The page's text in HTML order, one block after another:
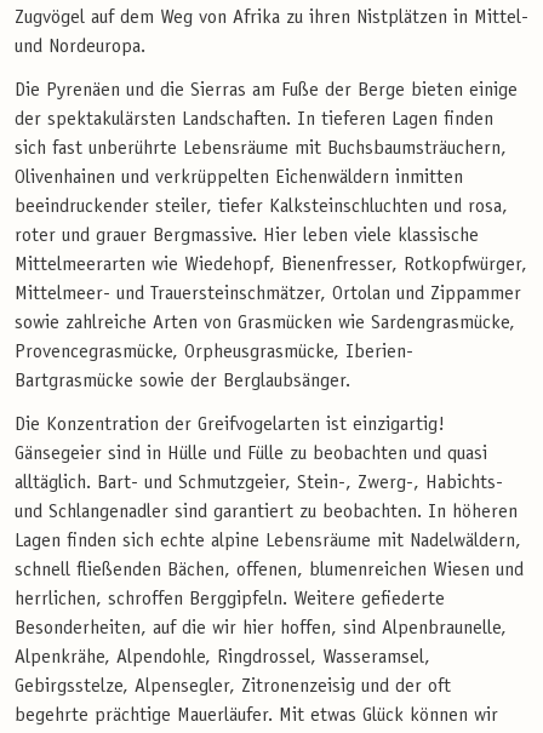
Zugvögel auf dem Weg von Afrika zu ihren Nistplätzen in Mittel-
und Nordeuropa.
Die Pyrenäen und die Sierras am Fuße der Berge bieten einige
der spektakulärsten Landschaften. In tieferen Lagen finden
sich fast unberührte Lebensräume mit Buchsbaumsträuchern,
Olivenhainen und verkrüppelten Eichenwäldern inmitten
beeindruckender steiler, tiefer Kalksteinschluchten und rosa,
roter und grauer Bergmassive. Hier leben viele klassische
Mittelmeerarten wie Wiedehopf, Bienenfresser, Rotkopfwürger,
Mittelmeer- und Trauersteinschmätzer, Ortolan und Zippammer
sowie zahlreiche Arten von Grasmücken wie Sardengrasmücke,
Provencegrasmücke, Orpheusgrasmücke, Iberien-
Bartgrasmücke sowie der Berglaubsänger.
Die Konzentration der Greifvogelarten ist einzigartig!
Gänsegeier sind in Hülle und Fülle zu beobachten und quasi
alltäglich. Bart- und Schmutzgeier, Stein-, Zwerg-, Habichts-
und Schlangenadler sind garantiert zu beobachten. In höheren
Lagen finden sich echte alpine Lebensräume mit Nadelwäldern,
schnell fließenden Bächen, offenen, blumenreichen Wiesen und
herrlichen, schroffen Berggipfeln. Weitere gefiederte
Besonderheiten, auf die wir hier hoffen, sind Alpenbraunelle,
Alpenkrähe, Alpendohle, Ringdrossel, Wasseramsel,
Gebirgsstelze, Alpensegler, Zitronenzeisig und der oft
begehrte prächtige Mauerläufer. Mit etwas Glück können wir